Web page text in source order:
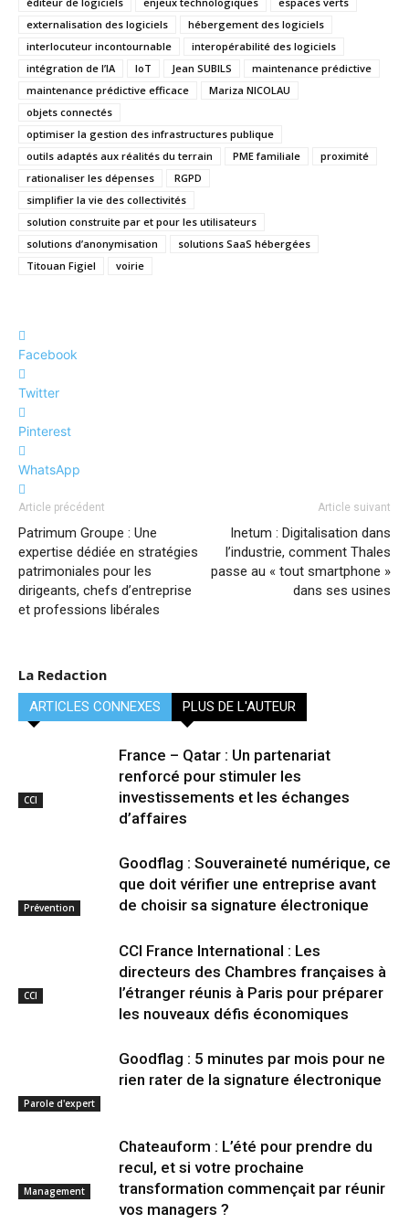
externalisation des logiciels
hébergement des logiciels
interlocuteur incontournable
interopérabilité des logiciels
intégration de l’IA
IoT Jean SUBILS
maintenance prédictive
maintenance prédictive efficace
Mariza NICOLAU
objets connectés
optimiser la gestion des infrastructures publique
outils adaptés aux réalités du terrain
PME familiale
proximité
rationaliser les dépenses
RGPD
simplifier la vie des collectivités
solution construite par et pour les utilisateurs
solutions d’anonymisation
solutions SaaS hébergées
Titouan Figiel
voirie
Facebook
Twitter
Pinterest
WhatsApp
Article précédent
Patrimum Groupe : Une
expertise dédiée en stratégies
patrimoniales pour les
dirigeants, chefs d’entreprise
et professions libérales
Article suivant
Inetum : Digitalisation dans
l’industrie, comment Thales
passe au « tout smartphone »
dans ses usines
La Redaction
ARTICLES CONNEXES PLUS DE L'AUTEUR
CCI
France – Qatar : Un partenariat
renforcé pour stimuler les
investissements et les échanges
d’affaires
Prévention
Goodflag : Souveraineté numérique, ce
que doit vérifier une entreprise avant
de choisir sa signature électronique
CCI
CCI France International : Les
directeurs des Chambres françaises à
l’étranger réunis à Paris pour préparer
les nouveaux défis économiques
Parole d'expert
Goodflag : 5 minutes par mois pour ne
rien rater de la signature électronique
Management
Chateauform : L’été pour prendre du
recul, et si votre prochaine
transformation commençait par réunir
vos managers ?